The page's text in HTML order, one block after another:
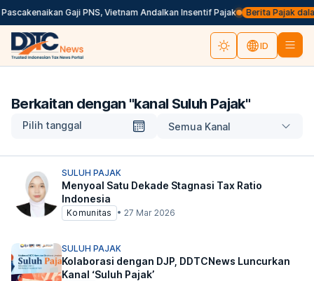
Gaji PNS, Vietnam Andalkan Insentif Pajak Berita Pajak
ID
Berkaitan dengan "kanal Suluh Pajak"
Pilih tanggal Semua Kanal
SULUH PAJAK
Menyoal Satu Dekade Stagnasi Tax Ratio
Indonesia
Komunitas • 27 Mar 2026
SULUH PAJAK
Kolaborasi dengan DJP, DDTCNews Luncurkan
Kanal ‘Suluh Pajak’